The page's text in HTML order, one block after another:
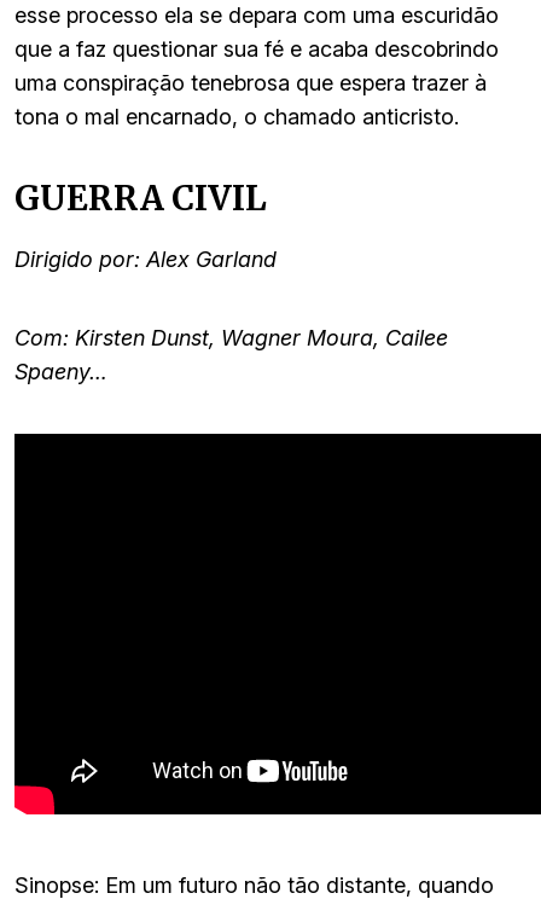
esse processo ela se depara com uma escuridão
que a faz questionar sua fé e acaba descobrindo
uma conspiração tenebrosa que espera trazer à
tona o mal encarnado, o chamado anticristo.
GUERRA CIVIL
Dirigido por: Alex Garland
Com: Kirsten Dunst, Wagner Moura, Cailee
Spaeny…
Sinopse: Em um futuro não tão distante, quando